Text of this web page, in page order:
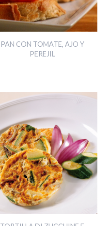
PAN CON TOMATE, AJO Y
PEREJIL